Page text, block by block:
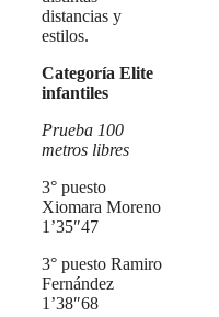
distancias y
estilos.
Categoría Elite
infantiles
Prueba 100
metros libres
3° puesto
Xiomara Moreno
1’35″47
3° puesto Ramiro
Fernández
1’38″68